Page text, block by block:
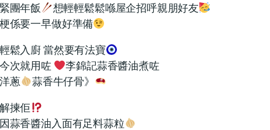
團年飯
想輕輕鬆鬆喺屋企招呼親朋好友
係要一早做好準備
鬆入廚 當然要有法寶
次就用咗
李錦記蒜香醬油煮咗
洋蔥
蒜香牛仔骨》
揀佢
蒜香醬油入面有足料蒜粒